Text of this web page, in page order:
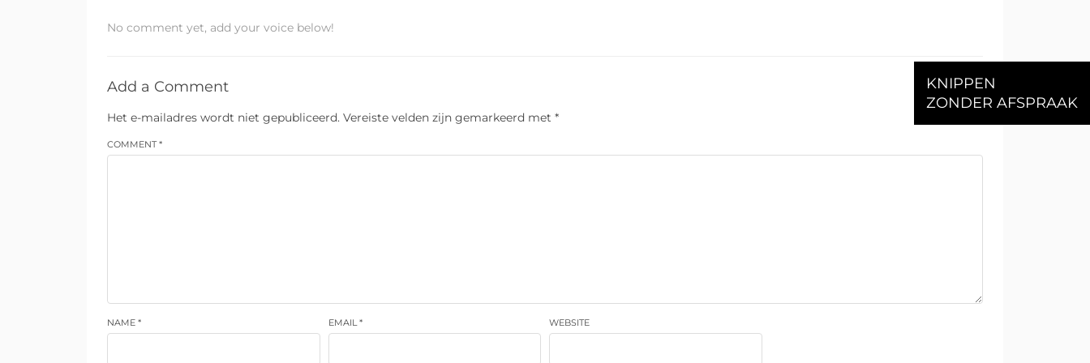
KNIPPEN
ZONDER AFSPRAAK
No comment yet, add your voice below!
Add a Comment
Het e-mailadres wordt niet gepubliceerd. Vereiste velden zijn gemarkeerd met *
COMMENT *
NAME * EMAIL * WEBSITE